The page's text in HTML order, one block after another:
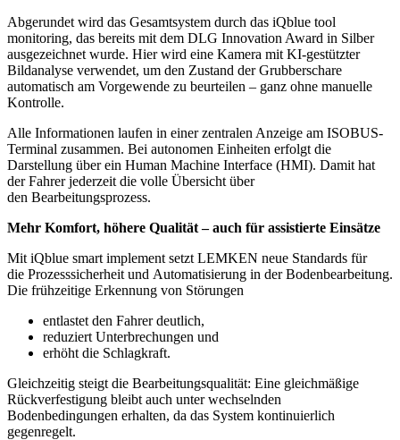
Abgerundet wird das Gesamtsystem durch das iQblue tool
monitoring, das bereits mit dem DLG Innovation Award in Silber
ausgezeichnet wurde. Hier wird eine Kamera mit KI-gestützter
Bildanalyse verwendet, um den Zustand der Grubberschare
automatisch am Vorgewende zu beurteilen – ganz ohne manuelle
Kontrolle.
Alle Informationen laufen in einer zentralen Anzeige am ISOBUS-
Terminal zusammen. Bei autonomen Einheiten erfolgt die
Darstellung über ein Human Machine Interface (HMI). Damit hat
der Fahrer jederzeit die volle Übersicht über
den Bearbeitungsprozess.
Mehr Komfort, höhere Qualität – auch für assistierte Einsätze
Mit iQblue smart implement setzt LEMKEN neue Standards für
die Prozesssicherheit und Automatisierung in der Bodenbearbeitung.
Die frühzeitige Erkennung von Störungen
entlastet den Fahrer deutlich,
reduziert Unterbrechungen und
erhöht die Schlagkraft.
Gleichzeitig steigt die Bearbeitungsqualität: Eine gleichmäßige
Rückverfestigung bleibt auch unter wechselnden
Bodenbedingungen erhalten, da das System kontinuierlich
gegenregelt.